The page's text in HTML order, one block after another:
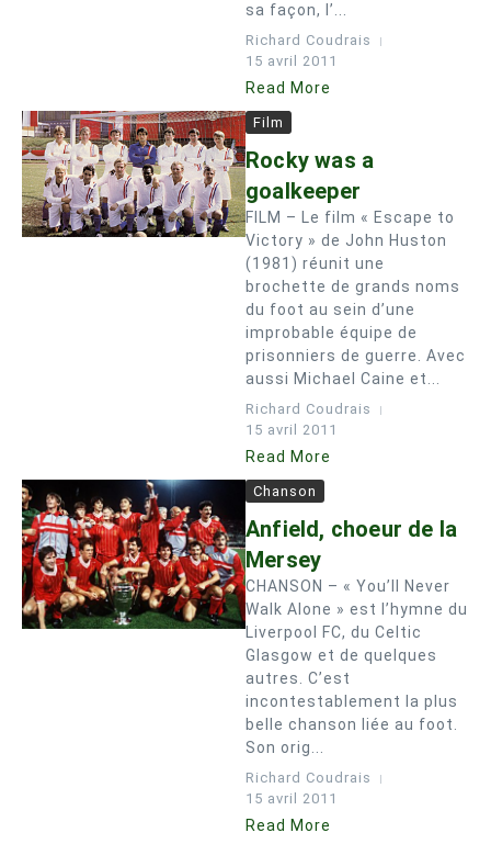
sa façon, l’...
Richard Coudrais
15 avril 2011
Read More
Film
Rocky was a
goalkeeper
FILM – Le film « Escape to
Victory » de John Huston
(1981) réunit une
brochette de grands noms
du foot au sein d’une
improbable équipe de
prisonniers de guerre. Avec
aussi Michael Caine et...
Richard Coudrais
15 avril 2011
Read More
Chanson
Anfield, choeur de la
Mersey
CHANSON – « You’ll Never
Walk Alone » est l’hymne du
Liverpool FC, du Celtic
Glasgow et de quelques
autres. C’est
incontestablement la plus
belle chanson liée au foot.
Son orig...
Richard Coudrais
15 avril 2011
Read More